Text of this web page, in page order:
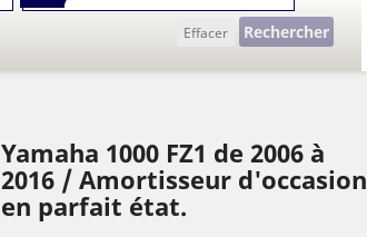
Effacer Rechercher
Yamaha 1000 FZ1 de 2006 à
2016 / Amortisseur d'occasion
en parfait état.